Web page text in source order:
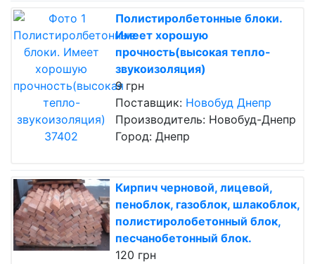
Полистиролбетонные блоки.
Имеет хорошую
прочность(высокая тепло-
звукоизоляция)
9 грн
Поставщик: Новобуд Днепр
Производитель: Новобуд-Днепр
Город: Днепр
Кирпич черновой, лицевой,
пеноблок, газоблок, шлакоблок,
полистиролобетонный блок,
песчанобетонный блок.
120 грн